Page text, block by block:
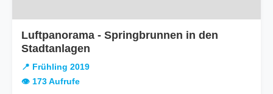
Luftpanorama - Springbrunnen in den
Stadtanlagen
📍 Frühling 2019
👁️ 173 Aufrufe